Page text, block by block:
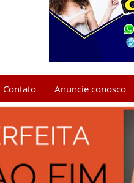
Contato Anuncie conosco